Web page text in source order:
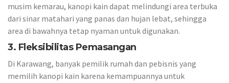
musim kemarau, kanopi kain dapat melindungi area terbuka
dari sinar matahari yang panas dan hujan lebat, sehingga
area di bawahnya tetap nyaman untuk digunakan.
3. Fleksibilitas Pemasangan
Di Karawang, banyak pemilik rumah dan pebisnis yang
memilih kanopi kain karena kemampuannya untuk